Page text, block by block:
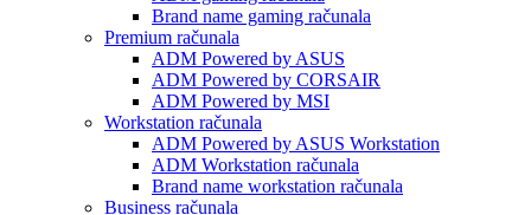
Brand name gaming računala
Premium računala
ADM Powered by ASUS
ADM Powered by CORSAIR
ADM Powered by MSI
Workstation računala
ADM Powered by ASUS Workstation
ADM Workstation računala
Brand name workstation računala
Business računala